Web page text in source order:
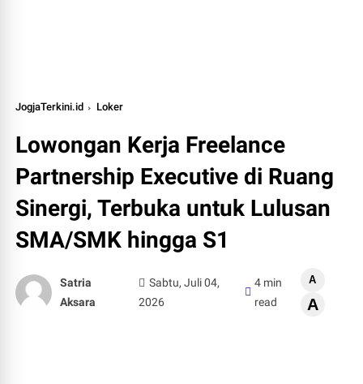
JogjaTerkini.id Loker
Lowongan Kerja Freelance
Partnership Executive di Ruang
Sinergi, Terbuka untuk Lulusan
SMA/SMK hingga S1
Satria
Aksara
Sabtu, Juli 04,
2026
4 min
read
A
A